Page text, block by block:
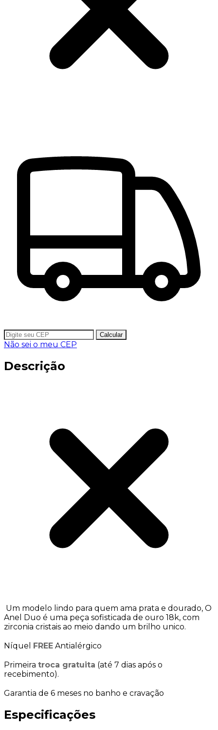
Calcular
Não sei o meu CEP
Descrição
Um modelo lindo para quem ama prata e dourado, O
Anel Duo é uma peça sofisticada de ouro 18k, com
zirconia cristais ao meio dando um brilho unico.
Níquel FREE Antialérgico
Primeira troca gratuita (até 7 dias após o
recebimento).
Garantia de 6 meses no banho e cravação
Especificações